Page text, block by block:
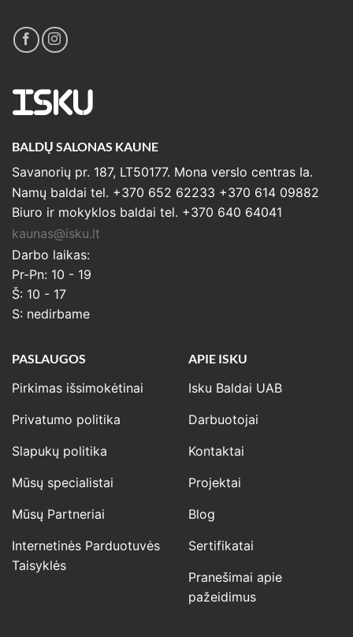
ISKU
BALDŲ SALONAS KAUNE
Savanorių pr. 187, LT50177. Mona verslo centras Ia.
Namų baldai tel. +370 652 62233 +370 614 09882
Biuro ir mokyklos baldai tel. +370 640 64041
kaunas@isku.lt
Darbo laikas:
Pr-Pn: 10 - 19
Š: 10 - 17
S: nedirbame
PASLAUGOS
Pirkimas išsimokėtinai
Privatumo politika
Slapukų politika
Mūsų specialistai
Mūsų Partneriai
Internetinės Parduotuvės
Taisyklės
APIE ISKU
Isku Baldai UAB
Darbuotojai
Kontaktai
Projektai
Blog
Sertifikatai
Pranešimai apie
pažeidimus